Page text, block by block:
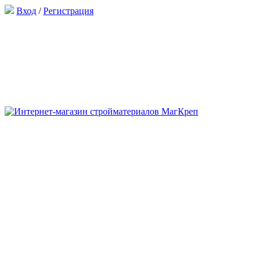
Вход /Регистрация